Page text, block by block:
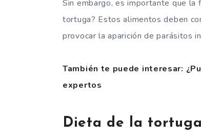
Sin embargo, es importante que la
tortuga? Estos alimentos deben
provocar la aparición de parásitos
También te puede interesar:
expertos
Dieta de la